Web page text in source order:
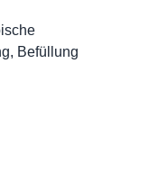
Befüllung